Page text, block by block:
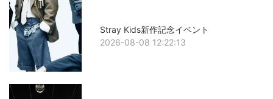
Stray Kids新作記念イベント
2026-08-08 12:22:13